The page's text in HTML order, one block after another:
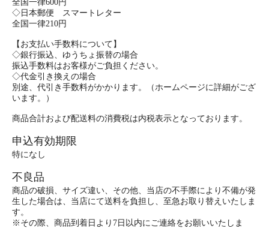
全国一律600円
◇日本郵便 スマートレター
全国一律210円
【お支払い手数料について】
◇銀行振込、ゆうちょ振替の場合
振込手数料はお客様がご負担ください。
◇代金引き換えの場合
別途、代引き手数料がかかります。（ホームページに詳細がござ
います。）
商品合計および配送料の消費税は内税表示となっております。
申込有効期限
特になし
不良品
商品の破損、サイズ違い、その他、当店の不手際により不備が発
生した場合は、当店にて送料を負担し、至急お取り替えいたしま
す。
※その際、商品到着日より7日以内にご連絡をお願いいたしま